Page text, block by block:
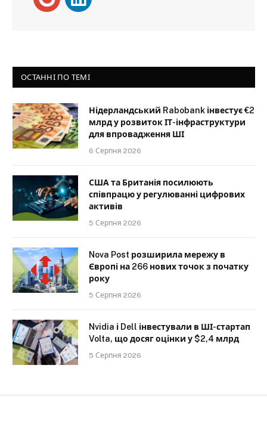
ОСТАННІ ПО ТЕМІ
Нідерландський Rabobank інвестує €2
млрд у розвиток ІТ-інфраструктури
для впровадження ШІ
6 Серпня 2026
США та Британія посилюють
співпрацю у регулюванні цифрових
активів
5 Серпня 2026
Nova Post розширила мережу в
Європі на 266 нових точок з початку
року
5 Серпня 2026
Nvidia і Dell інвестували в ШІ-стартап
Volta, що досяг оцінки у $2,4 млрд
5 Серпня 2026